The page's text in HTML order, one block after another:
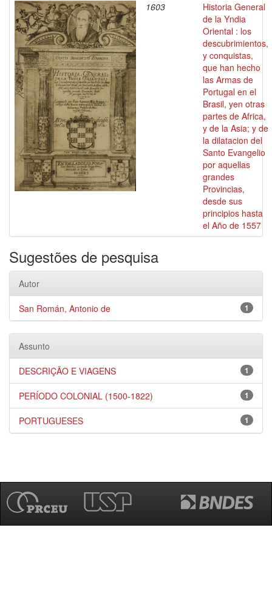
1603
Historia General
de la Yndia
Oriental : los
descubrimientos,
y conquistas,
que han hecho
las Armas de
Portugal en el
Brasil, yen otras
partes de Africa,
y de la Asia; y de
la dilatacion del
Santo Evangelio
por aquellas
grandes
Provincias,
desde sus
principios hasta
el Año de 1557
Sugestões de pesquisa
Autor
1
San Román, Antonio de
Assunto
1
DESCRIÇÃO E VIAGENS
1
PERÍODO COLONIAL (1500-1822)
1
PORTUGUESES